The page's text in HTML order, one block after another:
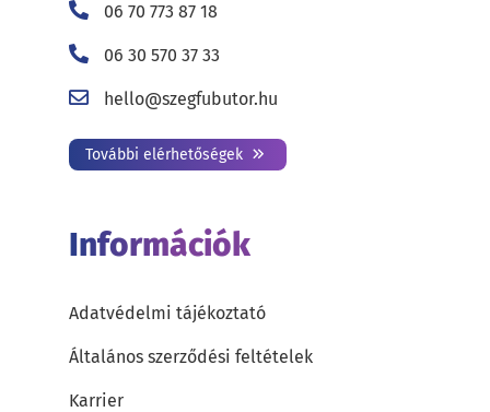
06 70 773 87 18
06 30 570 37 33
hello@szegfubutor.hu
További elérhetőségek
Információk
Adatvédelmi tájékoztató
Általános szerződési feltételek
Karrier